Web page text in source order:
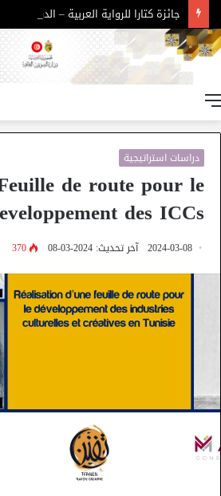
جائزة كتارا للرواية العربية – الدورة 11
دراسات استراتيجية
de route pour le
des ICCs
2024-03-08 آخر تحديث: 2024-03-08 370